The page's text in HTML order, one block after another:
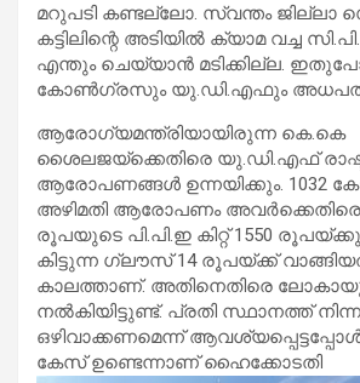
മറുപടി കണ്ടല്ലോ. സ്വന്തം ജില്ലാ
കട്ടിലിന്റെ അടിയില്‍ ക്യാമ വച്ച
എന്തും ചെയ്യാന്‍ മടിക്കില്ല.
കോണ്‍ഗ്രസും യു.ഡി.എഫും
ആരോഗ്യമന്ത്രിയായിരുന്ന കെ.കെ
ശൈലജയ്‌ക്കെതിരെ യു.ഡി.എഫ്
ആരോപണങ്ങള്‍ ഉന്നയിക്കും. 1032
അഴിമതി ആരോപണം
രൂപയുടെ പി.പി.ഇ കിറ്റ് 1550
കിട്ടുന്ന ഗ്ലൗസ് 14 രൂപയ്ക്ക്
കാലത്താണ്. അതിനെതിരെ
നല്‍കിയിട്ടുണ്ട്. പ്രതി സ്ഥാനത്ത്
ഒഴിവാക്കണമെന്ന്
കേസ് ഉണ്ടെന്നാണ് ഹൈക്കോടതി